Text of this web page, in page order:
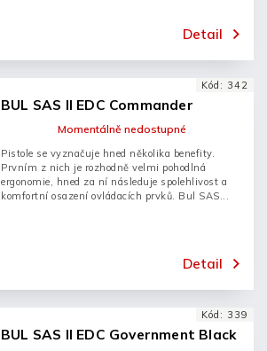
Detail
BUL SAS II EDC Commander
Momentálně nedostupné
Detail
Pistole se vyznačuje hned několika benefity.
Prvním z nich je rozhodně velmi pohodlná
ergonomie, hned za ní následuje spolehlivost a
komfortní osazení ovládacích prvků. Bul SAS...
Kód: 342
BUL SAS II EDC Government Black
Kód: 339